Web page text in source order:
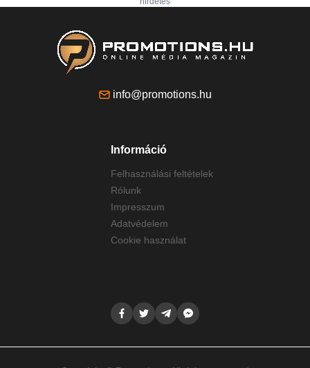
info@promotions.hu
Információ
Felhasználási feltételek
Rólunk
Impresszum
Adatvédelem
Cookie használat